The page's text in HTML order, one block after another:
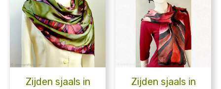
Zijden sjaals in
Zijden sjaals in